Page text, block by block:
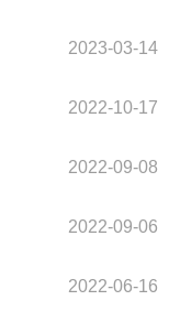
2023-03-14
2022-10-17
2022-09-08
2022-09-06
2022-06-16